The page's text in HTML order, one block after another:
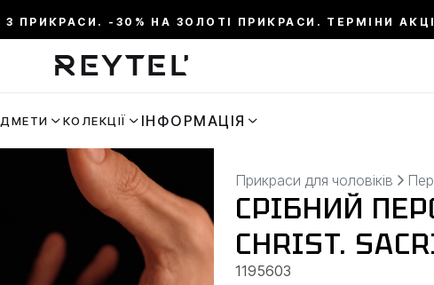
ПРИКРАСИ. -30% НА ЗОЛОТІ ПРИКРАСИ. ТЕРМІНИ
КОЛЕКЦІЇ ІНФОРМАЦІЯ
Прикраси для чоловіків
СРІБНИЙ
CHRIST.
1195603